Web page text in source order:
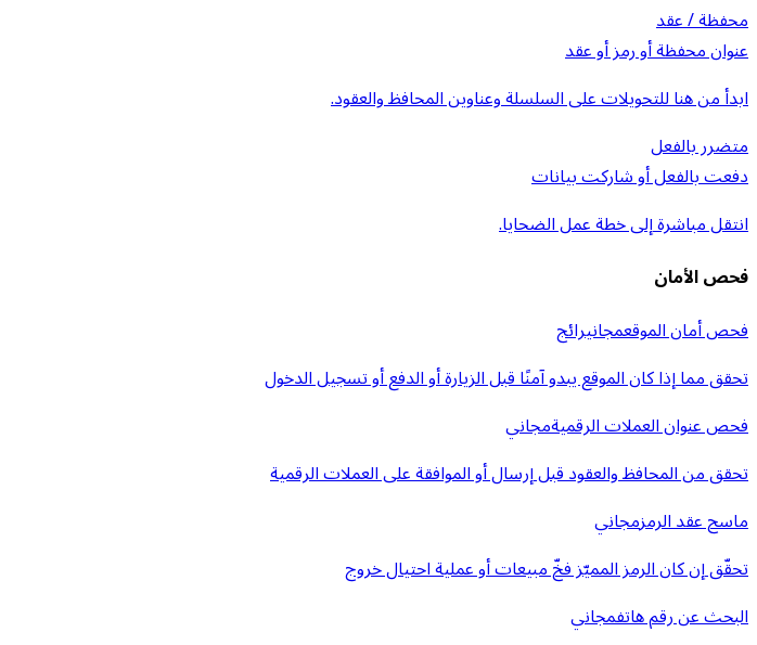
محفظة / عقد
عنوان محفظة أو رمز أو عقد
ابدأ من هنا للتحويلات على السلسلة وعناوين المحافظ والعقود.
متضرر بالفعل
دفعت بالفعل أو شاركت بيانات
انتقل مباشرة إلى خطة عمل الضحايا.
فحص الأمان
فحص أمان الموقعمجانيرائج
تحقق مما إذا كان الموقع يبدو آمنًا قبل الزيارة أو الدفع أو تسجيل الدخول
فحص عنوان العملات الرقميةمجاني
تحقق من المحافظ والعقود قبل إرسال أو الموافقة على العملات الرقمية
ماسح عقد الرمزمجاني
تحقّق إن كان الرمز المميّز فخّ مبيعات أو عملية احتيال خروج
البحث عن رقم هاتفمجاني